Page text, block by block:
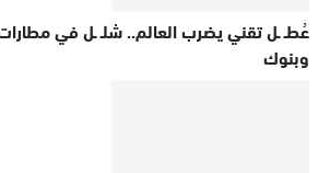
عُطـ ـل تقني يضرب العالم.. شلـ ـل في
وبنوك